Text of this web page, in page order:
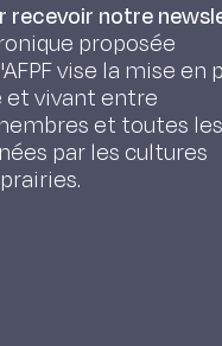
recevoir notre
proposée
vise la mise en
et vivant entre
et toutes les
par les cultures